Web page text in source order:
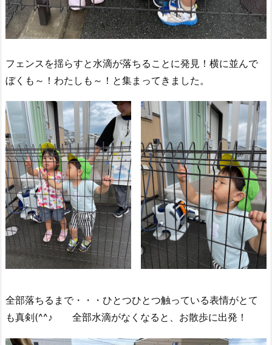
フェンスを揺らすと水滴が落ちることに発見！横に並んで
ぼくも～！わたしも～！と集まってきました。
全部落ちるまで・・・ひとつひとつ触っている表情がとて
も真剣(^^♪ 全部水滴がなくなると、お散歩に出発！